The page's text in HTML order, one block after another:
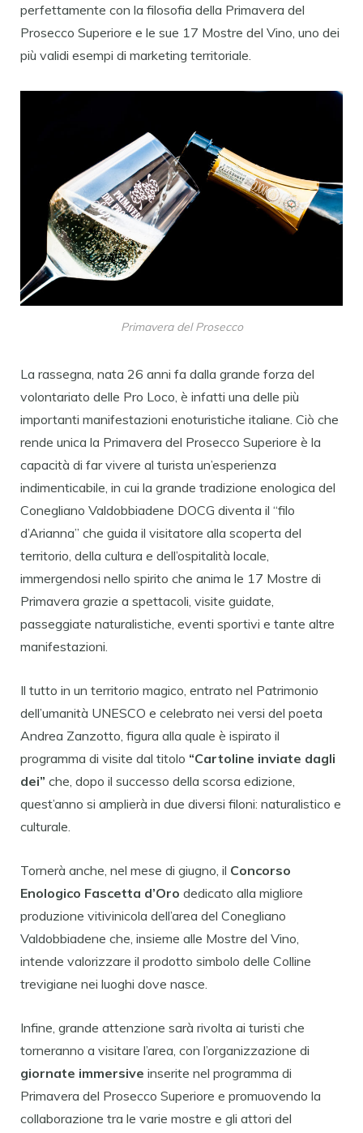
perfettamente con la filosofia della Primavera del
Prosecco Superiore e le sue 17 Mostre del Vino, uno dei
più validi esempi di marketing territoriale.
Primavera del Prosecco
La rassegna, nata 26 anni fa dalla grande forza del
volontariato delle Pro Loco, è infatti una delle più
importanti manifestazioni enoturistiche italiane. Ciò che
rende unica la Primavera del Prosecco Superiore è la
capacità di far vivere al turista un’esperienza
indimenticabile, in cui la grande tradizione enologica del
Conegliano Valdobbiadene DOCG diventa il “filo
d’Arianna” che guida il visitatore alla scoperta del
territorio, della cultura e dell’ospitalità locale,
immergendosi nello spirito che anima le 17 Mostre di
Primavera grazie a spettacoli, visite guidate,
passeggiate naturalistiche, eventi sportivi e tante altre
manifestazioni.
Il tutto in un territorio magico, entrato nel Patrimonio
dell’umanità UNESCO e celebrato nei versi del poeta
Andrea Zanzotto, figura alla quale è ispirato il
programma di visite dal titolo “Cartoline inviate dagli
dei” che, dopo il successo della scorsa edizione,
quest’anno si amplierà in due diversi filoni: naturalistico e
culturale.
Tornerà anche, nel mese di giugno, il Concorso
Enologico Fascetta d’Oro dedicato alla migliore
produzione vitivinicola dell’area del Conegliano
Valdobbiadene che, insieme alle Mostre del Vino,
intende valorizzare il prodotto simbolo delle Colline
trevigiane nei luoghi dove nasce.
Infine, grande attenzione sarà rivolta ai turisti che
torneranno a visitare l’area, con l’organizzazione di
giornate immersive inserite nel programma di
Primavera del Prosecco Superiore e promuovendo la
collaborazione tra le varie mostre e gli attori del